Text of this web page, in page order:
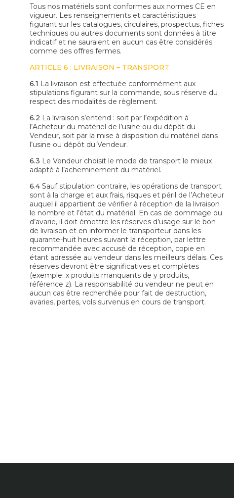
Tous nos matériels sont conformes aux normes CE en
vigueur. Les renseignements et caractéristiques
figurant sur les catalogues, circulaires, prospectus, fiches
techniques ou autres documents sont données à titre
indicatif et ne sauraient en aucun cas être considérés
comme des offres fermes.
ARTICLE 6 : LIVRAISON – TRANSPORT
6.1 La livraison est effectuée conformément aux
stipulations figurant sur la commande, sous réserve du
respect des modalités de règlement.
6.2 La livraison s’entend : soit par l’expédition à
l’Acheteur du matériel de l’usine ou du dépôt du
Vendeur, soit par la mise à disposition du matériel dans
l’usine ou dépôt du Vendeur.
6.3 Le Vendeur choisit le mode de transport le mieux
adapté à l’acheminement du matériel.
6.4 Sauf stipulation contraire, les opérations de transport
sont à la charge et aux frais, risques et péril de l’Acheteur
auquel il appartient de vérifier à réception de la livraison
le nombre et l’état du matériel. En cas de dommage ou
d’avarie, il doit émettre les réserves d’usage sur le bon
de livraison et en informer le transporteur dans les
quarante-huit heures suivant la réception, par lettre
recommandée avec accusé de réception, copie en
étant adressée au vendeur dans les meilleurs délais. Ces
réserves devront être significatives et complètes
(exemple: x produits manquants de y produits,
référence z). La responsabilité du vendeur ne peut en
aucun cas être recherchée pour fait de destruction,
avaries, pertes, vols survenus en cours de transport.